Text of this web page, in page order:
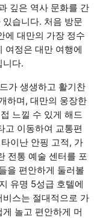
깊은 역사 문화를 간
습니다. 처음 방문
에 대만의 가장 정수
여정은 대만 여행에
니다.
가 생생하고 활기찬
하며, 대만의 웅장한
느낄 수 있게 해드
고 이동하여 교통편
이난 안핑 고적, 가
전통 예술 센터를 포
을 편안하게 둘러볼
유명 5성급 호텔에
스는 절대적으로 가
놀고 편안하게 머